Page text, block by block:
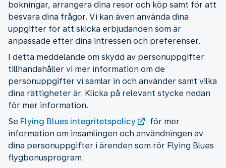
bokningar, arrangera dina resor och köp samt för att
besvara dina frågor. Vi kan även använda dina
uppgifter för att skicka erbjudanden som är
anpassade efter dina intressen och preferenser.
I detta meddelande om skydd av personuppgifter
tillhandahåller vi mer information om de
personuppgifter vi samlar in och använder samt vilka
dina rättigheter är. Klicka på relevant stycke nedan
för mer information.
Se Flying Blues integritetspolicy
för mer
information om insamlingen och användningen av
dina personuppgifter i ärenden som rör Flying Blues
flygbonusprogram.